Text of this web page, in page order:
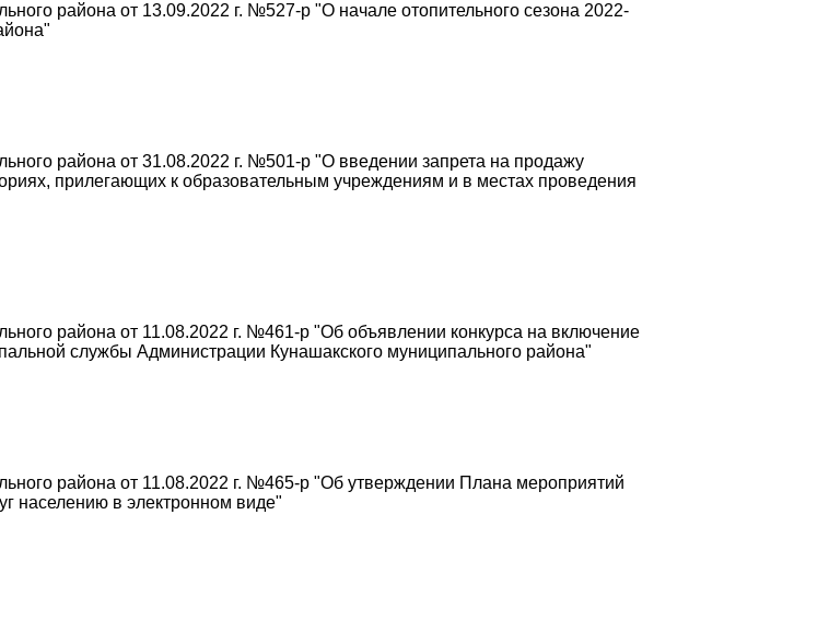
района от 13.09.2022 г. №527-р "О начале отопительного сезона 2022-
района от 31.08.2022 г. №501-р "О введении запрета на продажу
прилегающих к образовательным учреждениям и в местах проведения
района от 11.08.2022 г. №461-р "Об объявлении конкурса на включение
службы Администрации Кунашакского муниципального района"
района от 11.08.2022 г. №465-р "Об утверждении Плана мероприятий
населению в электронном виде"